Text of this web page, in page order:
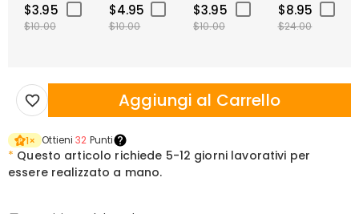
$3.95
$10.00
$4.95
$10.00
$3.95
$10.00
$8.95
$24.00
Aggiungi al Carrello
1× Ottieni32 Punti
* Questo articolo richiede 5-12 giorni lavorativi per
essere realizzato a mano.